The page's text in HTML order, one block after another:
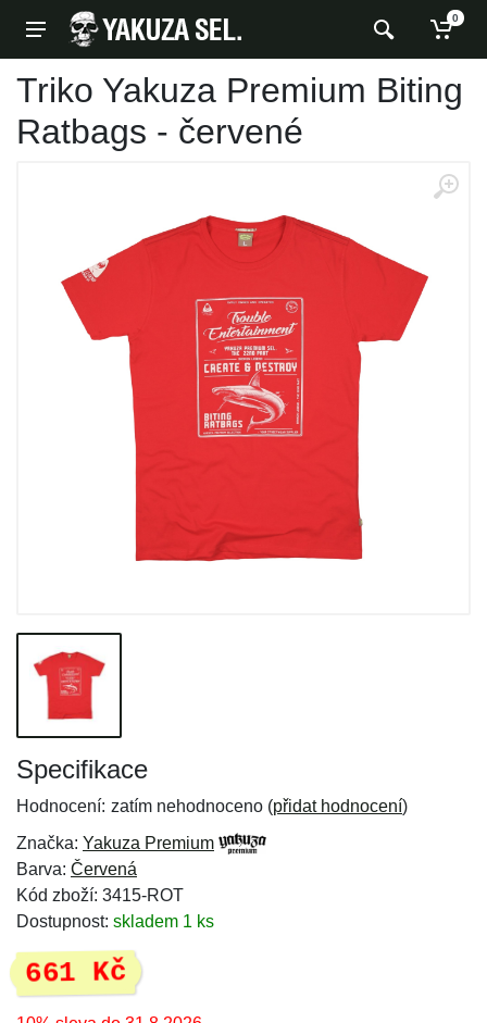
0
Triko Yakuza Premium Biting
Ratbags - červené
Specifikace
Hodnocení: zatím nehodnoceno (přidat hodnocení)
Značka: Yakuza Premium
Barva: Červená
Kód zboží: 3415-ROT
Dostupnost: skladem 1 ks
661 Kč